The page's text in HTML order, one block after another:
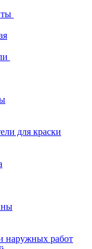
для краски
наружных работ